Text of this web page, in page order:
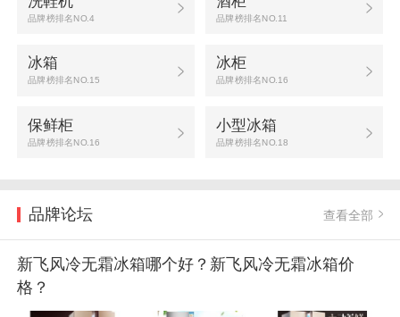
品牌榜排名NO.4 品牌榜排名NO.11
冰箱
品牌榜排名NO.15
冰柜
品牌榜排名NO.16
保鲜柜
品牌榜排名NO.16
小型冰箱
品牌榜排名NO.18
品牌论坛 查看全部
新飞风冷无霜冰箱哪个好？新飞风冷无霜冰箱价
格？